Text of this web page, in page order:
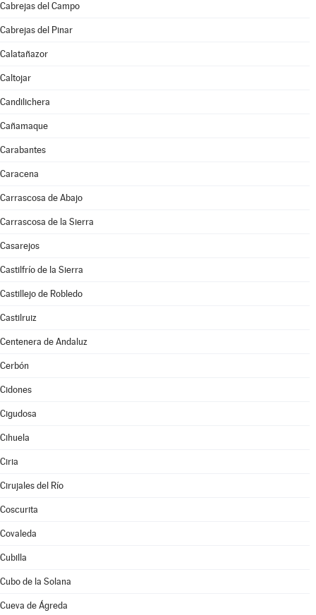
Cabrejas del Campo
Cabrejas del Pinar
Calatañazor
Caltojar
Candilichera
Cañamaque
Carabantes
Caracena
Carrascosa de Abajo
Carrascosa de la Sierra
Casarejos
Castilfrío de la Sierra
Castillejo de Robledo
Castilruiz
Centenera de Andaluz
Cerbón
Cidones
Cigudosa
Cihuela
Ciria
Cirujales del Río
Coscurita
Covaleda
Cubilla
Cubo de la Solana
Cueva de Ágreda